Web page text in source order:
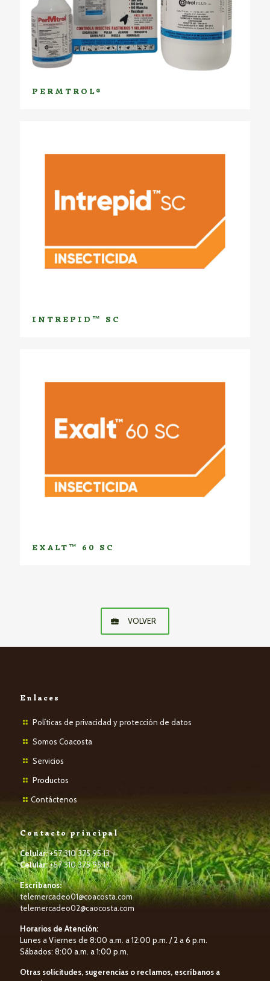
PERMTROL®
INTREPID™ SC
EXALT™ 60 SC
VOLVER
Enlaces
Políticas de privacidad y protección de datos
Somos Coacosta
Servicios
Productos
Contáctenos
Contacto principal
Celular:+57 310 375 95 13
Celular:+57 310 375 95 13
Escríbanos:
telemercadeo01@coacosta.com
telemercadeo02@caocosta.com
Horarios de Atención:
Lunes a Viernes de 8:00 a.m. a 12:00 p.m. / 2 a 6 p.m.
Sábados: 8:00 a.m. a 1:00 p.m.
Otras solicitudes, sugerencias o reclamos, escríbanos a